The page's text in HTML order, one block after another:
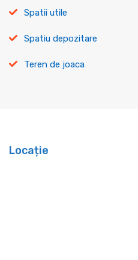
Spatii utile
Spatiu depozitare
Teren de joaca
Locație